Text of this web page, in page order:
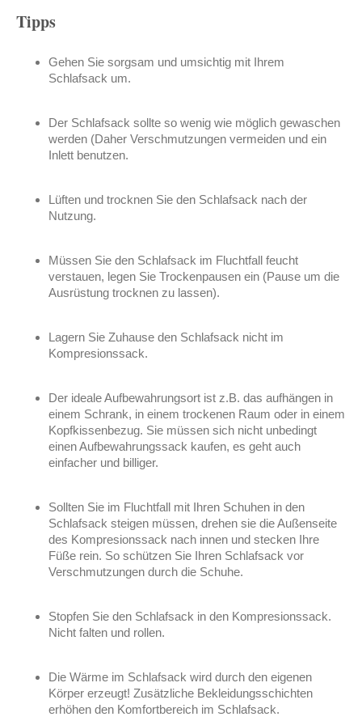
Tipps
Gehen Sie sorgsam und umsichtig mit Ihrem
Schlafsack um.
Der Schlafsack sollte so wenig wie möglich gewaschen
werden (Daher Verschmutzungen vermeiden und ein
Inlett benutzen.
Lüften und trocknen Sie den Schlafsack nach der
Nutzung.
Müssen Sie den Schlafsack im Fluchtfall feucht
verstauen, legen Sie Trockenpausen ein (Pause um die
Ausrüstung trocknen zu lassen).
Lagern Sie Zuhause den Schlafsack nicht im
Kompresionssack.
Der ideale Aufbewahrungsort ist z.B. das aufhängen in
einem Schrank, in einem trockenen Raum oder in einem
Kopfkissenbezug. Sie müssen sich nicht unbedingt
einen Aufbewahrungssack kaufen, es geht auch
einfacher und billiger.
Sollten Sie im Fluchtfall mit Ihren Schuhen in den
Schlafsack steigen müssen, drehen sie die Außenseite
des Kompresionssack nach innen und stecken Ihre
Füße rein. So schützen Sie Ihren Schlafsack vor
Verschmutzungen durch die Schuhe.
Stopfen Sie den Schlafsack in den Kompresionssack.
Nicht falten und rollen.
Die Wärme im Schlafsack wird durch den eigenen
Körper erzeugt! Zusätzliche Bekleidungsschichten
erhöhen den Komfortbereich im Schlafsack.